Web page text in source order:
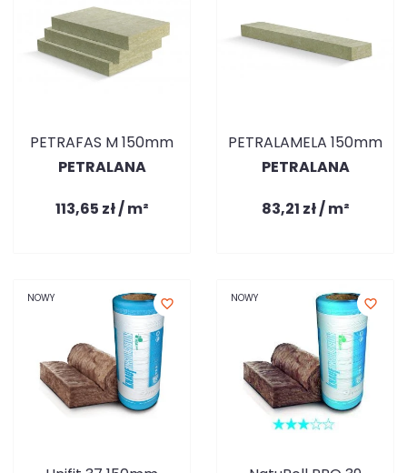
PETRAFAS M 150mm
PETRALANA
113,65 zł / m²
PETRALAMELA 150mm
PETRALANA
83,21 zł / m²
NOWY favorite_border NOWY favorite_border